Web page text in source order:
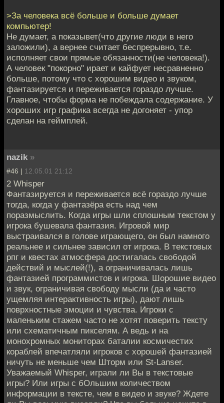
>За человека всё больше и больше думает
компьютер!
Не думает, а показывет(что другие люди в него
заложили), а вернее считает беспрерывно, т.е.
исполняет свои прямые обязанности(не человека!).
А человек "покорно" ирает и кайфует несравненно
больше, потому что с хорошим видео и звуком,
фантазируется и переживается гораздо лучше.
Главное, чтобы форма не побеждала содержание. У
хороших игр графика всегда не догоняет - упор
сделан на геймплей.
nazik »
#46 | 12.05.01 21:12
2 Whisper
Фантазируется и переживается всё гораздо лучше
тогда, когда у фантазёра есть над чем
поразмыслить. Когда игры шли сплошным текстом у
игрока бушевала фантазия. Игровой мир
выстраивался в голове играющего, он был намного
реальнее и сильнее зависил от игрока. В текстовых
рпг и квестах атмосфера достигалась свободой
действий и мыслей(!), а ограничивалась лишь
фантазией программистов и игрока. Шорошие видео
и звук, ограничивая свободу мысли (да и часто
ущемляя интерактивность игры), дают лишь
поврхностные эмоции и чувства. Игроки с
маленьким стажем часто не хотят поверить тексту
или схематичным пикселям. А ведь и на
монохромных мониторах баталии космичестих
кораблей впечатляли игроков с хорошей фантазией
ничуть не меньше чем Шторм или St-Lanser.
Уважаемый Whisper, играли ли Вы в текстовые
игры? Или игры с бОльшим количеством
информации в тексте, чем в видео и звуке? Ждете